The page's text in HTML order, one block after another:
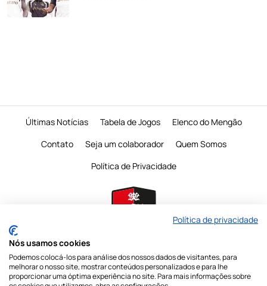
Últimas Notícias Tabela de Jogos
Elenco do Mengão
Contato
Seja um colaborador
Quem Somos
Política de Privacidade
É proibido a reprodução do conteudo desta página em qualquer meio de
comunicação,eletronico ou impresso, sem autorização escrita do Mengo
Mania
Política de privacidade
Nós usamos cookies
Podemos colocá-los para análise dos nossos dados de visitantes, para
melhorar o nosso site, mostrar conteúdos personalizados e para lhe
proporcionar uma óptima experiência no site. Para mais informações sobre